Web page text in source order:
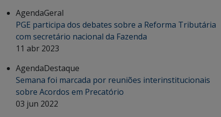
AgendaGeral
PGE participa dos debates sobre a Reforma Tributária
com secretário nacional da Fazenda
11 abr 2023
AgendaDestaque
Semana foi marcada por reuniões interinstitucionais
sobre Acordos em Precatório
03 jun 2022